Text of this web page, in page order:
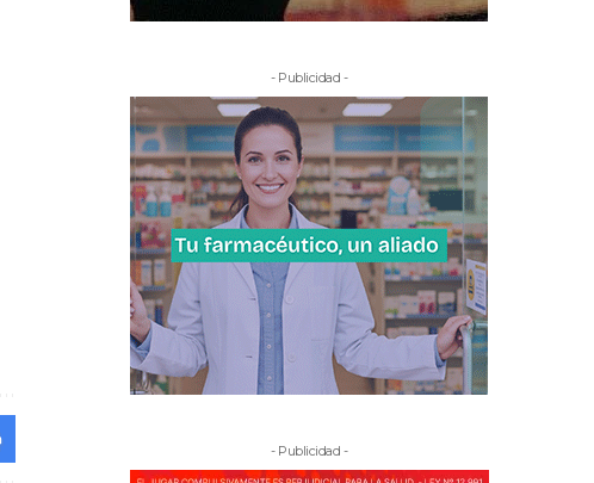
- Publicidad -
- Publicidad -